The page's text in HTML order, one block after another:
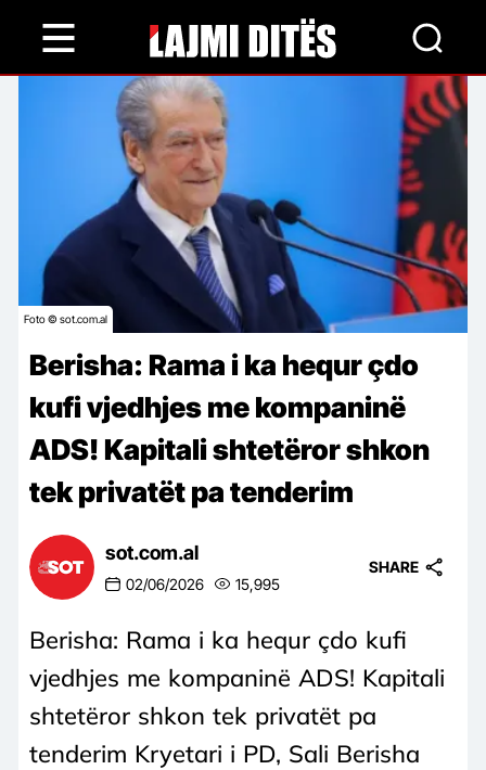
content
Foto © sot.com.al
Berisha: Rama i ka hequr çdo
kufi vjedhjes me kompaninë
ADS! Kapitali shtetëror shkon
tek privatët pa tenderim
sot.com.al
02/06/2026 15,995
SHARE
Berisha: Rama i ka hequr çdo kufi
vjedhjes me kompaninë ADS! Kapitali
shtetëror shkon tek privatët pa
tenderim Kryetari i PD, Sali Berisha